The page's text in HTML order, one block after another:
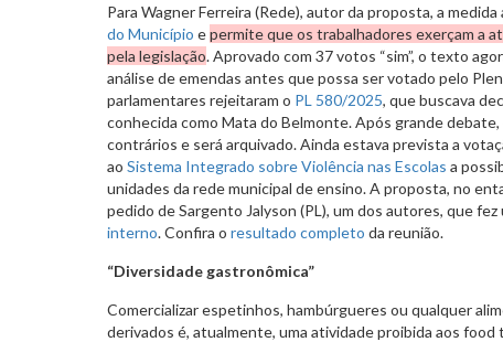
Para Wagner Ferreira (Rede), autor da proposta, a medida
do Município epermite que os trabalhadores exerçam a
pela legislação. Aprovado com 37 votos “sim”, o texto
análise de emendas antes que possa ser votado pelo
parlamentares rejeitaram o PL 580/2025, que buscava
conhecida como Mata do Belmonte. Após grande
contrários e será arquivado. Ainda estava prevista a
ao Sistema Integrado sobre Violência nas Escolas a
unidades da rede municipal de ensino. A proposta, no
pedido de Sargento Jalyson (PL), um dos autores, que fez
interno. Confira o resultado completo da reunião.
“Diversidade gastronômica”
Comercializar espetinhos, hambúrgueres ou qualquer
derivados é, atualmente, uma atividade proibida aos food